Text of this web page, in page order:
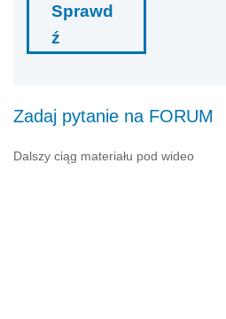
Sprawd
ź
Zadaj pytanie na FORUM
Dalszy ciąg materiału pod wideo